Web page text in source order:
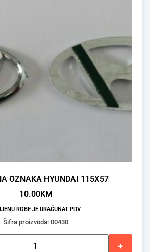
OZNAKA HYUNDAI 115X57
10.00KM
ROBE JE URAČUNAT PDV
Šifra proizvoda: 00430
+